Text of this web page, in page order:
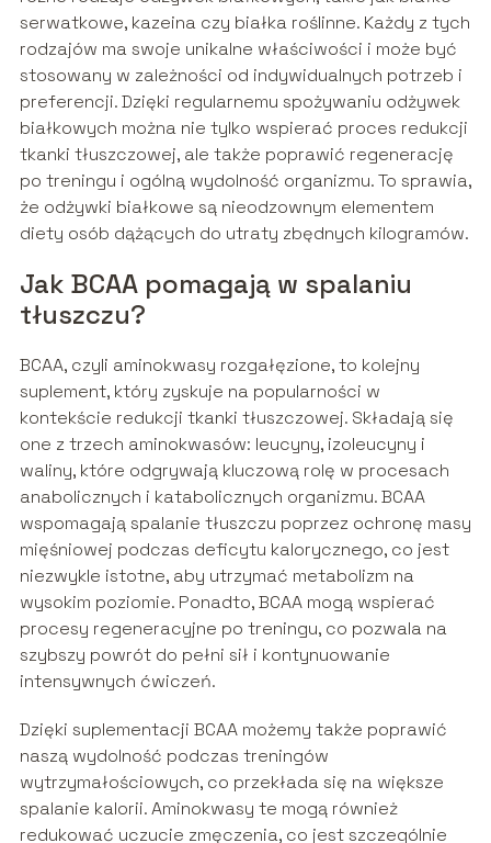
serwatkowe, kazeina czy białka roślinne. Każdy z tych
rodzajów ma swoje unikalne właściwości i może być
stosowany w zależności od indywidualnych potrzeb i
preferencji. Dzięki regularnemu spożywaniu odżywek
białkowych można nie tylko wspierać proces redukcji
tkanki tłuszczowej, ale także poprawić regenerację
po treningu i ogólną wydolność organizmu. To sprawia,
że odżywki białkowe są nieodzownym elementem
diety osób dążących do utraty zbędnych kilogramów.
Jak BCAA pomagają w spalaniu
tłuszczu?
BCAA, czyli aminokwasy rozgałęzione, to kolejny
suplement, który zyskuje na popularności w
kontekście redukcji tkanki tłuszczowej. Składają się
one z trzech aminokwasów: leucyny, izoleucyny i
waliny, które odgrywają kluczową rolę w procesach
anabolicznych i katabolicznych organizmu. BCAA
wspomagają spalanie tłuszczu poprzez ochronę masy
mięśniowej podczas deficytu kalorycznego, co jest
niezwykle istotne, aby utrzymać metabolizm na
wysokim poziomie. Ponadto, BCAA mogą wspierać
procesy regeneracyjne po treningu, co pozwala na
szybszy powrót do pełni sił i kontynuowanie
intensywnych ćwiczeń.
Dzięki suplementacji BCAA możemy także poprawić
naszą wydolność podczas treningów
wytrzymałościowych, co przekłada się na większe
spalanie kalorii. Aminokwasy te mogą również
redukować uczucie zmęczenia, co jest szczególnie